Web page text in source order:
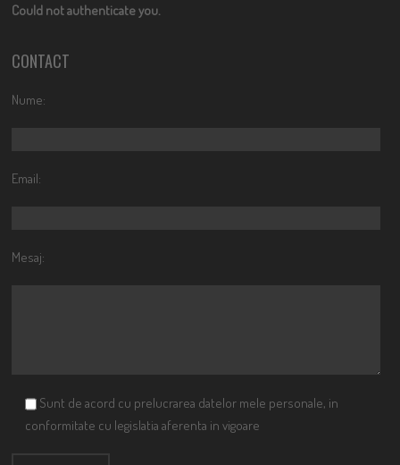
Could not authenticate you.
CONTACT
Nume:
Email:
Mesaj:
Sunt de acord cu prelucrarea datelor mele personale, in
conformitate cu legislatia aferenta in vigoare